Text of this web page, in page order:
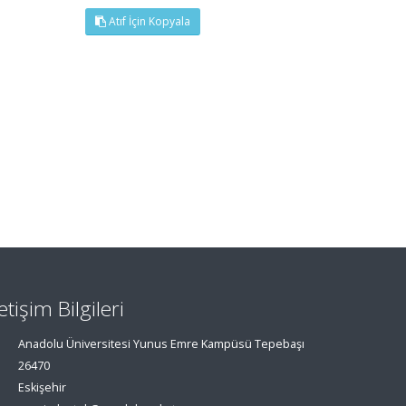
Atıf İçin Kopyala
Bilgileri
Anadolu Üniversitesi Yunus Emre Kampüsü Tepebaşı
26470
Eskişehir